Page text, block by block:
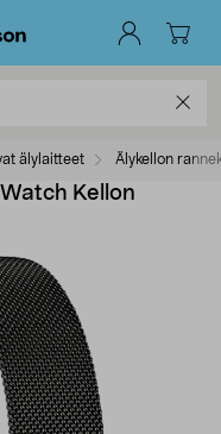
älylaitteet Älykellon
Kellon